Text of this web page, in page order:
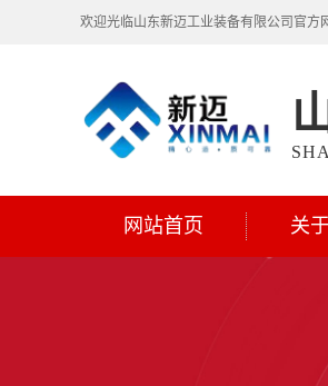
欢迎光临山东新迈工业装备有限公司官方
网站首页 关